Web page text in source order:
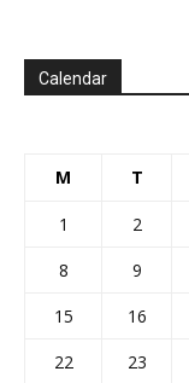
Calendar
M T
1 2
8
9
15
16
22
23